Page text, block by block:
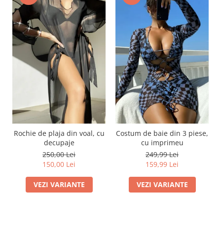
Rochie de plaja din voal, cu
decupaje
250,00 Lei
150,00 Lei
VEZI VARIANTE
Costum de baie din 3 piese,
cu imprimeu
249,99 Lei
159,99 Lei
VEZI VARIANTE